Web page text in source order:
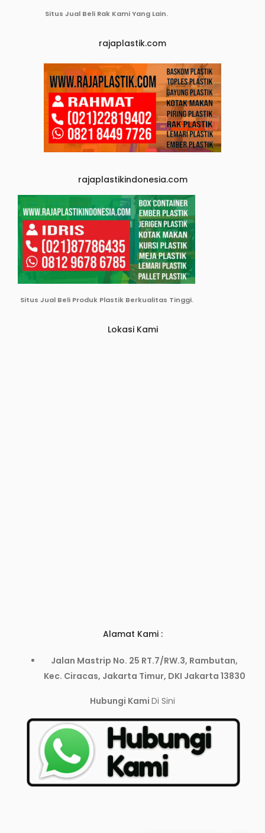
Situs Jual Beli Rak Kami Yang Lain.
rajaplastik.com
rajaplastikindonesia.com
Situs Jual Beli Produk Plastik Berkualitas Tinggi.
Lokasi Kami
Alamat Kami :
Jalan Mastrip No. 25 RT.7/RW.3, Rambutan,
Kec. Ciracas, Jakarta Timur, DKI Jakarta 13830
Hubungi Kami Di Sini